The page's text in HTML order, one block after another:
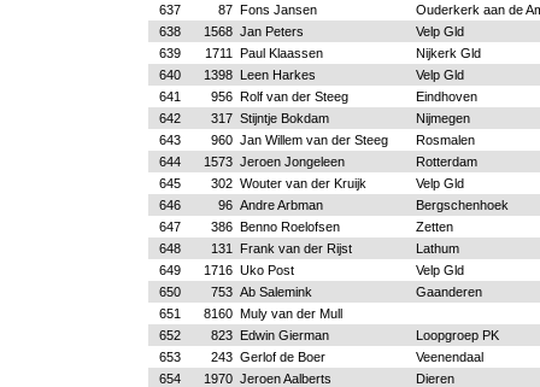
637
87 Fons Jansen
Ouderkerk aan de
638
1568 Jan Peters
Velp Gld
639
1711 Paul Klaassen
Nijkerk Gld
640
1398 Leen Harkes
Velp Gld
641
956 Rolf van der Steeg
Eindhoven
642
317 Stijntje Bokdam
Nijmegen
643
960 Jan Willem van der Steeg
Rosmalen
644
1573 Jeroen Jongeleen
Rotterdam
645
302 Wouter van der Kruijk
Velp Gld
646
96 Andre Arbman
Bergschenhoek
647
386 Benno Roelofsen
Zetten
648
131 Frank van der Rijst
Lathum
649
1716 Uko Post
Velp Gld
650
753 Ab Salemink
Gaanderen
651
8160 Muly van der Mull
652
823 Edwin Gierman
Loopgroep PK
653
243 Gerlof de Boer
Veenendaal
654
1970 Jeroen Aalberts
Dieren